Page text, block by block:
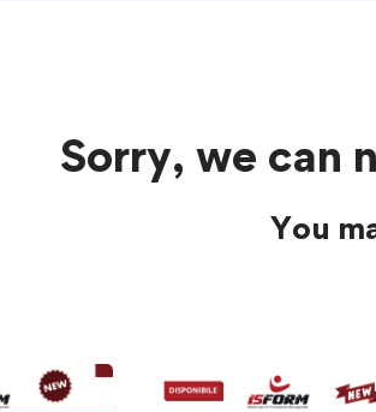
Sorry, we can
You